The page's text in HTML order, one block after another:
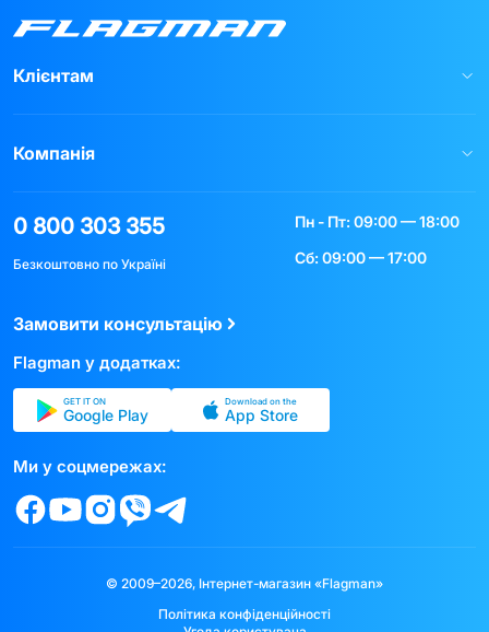
Клієнтам
Компанія
0 800 303 355
Безкоштовно по Україні
Пн - Пт: 09:00 — 18:00
Сб: 09:00 — 17:00
Замовити консультацію
Flagman у додатках:
GET IT ON
Google Play
Download on the
App Store
Ми у соцмережах:
© 2009–2026, Інтернет-магазин «Flagman»
Політика конфіденційності